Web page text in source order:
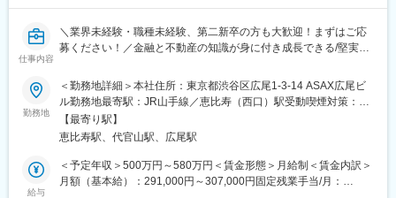
入社後は座学とOJTで基礎から学べます。未経験スタートの社員
が多数活躍中です。また、業務に必要な資格（個人情報・クレジ
数制限はありますが全額会社補助となります。
■正社員登用について
契約社員からのスタートですが、正社員登用率は95％以上。入社
ます。
仕事内容
＼業界未経験・職種未経験、第二新卒の方も大歓迎！まずはご応
募ください！／金融と不動産の知識が身に付き成長できる/堅実経
休み/年休120日＋有給～
■仕事内容
融資申込件数の増加および今後の体制強化に伴う増員募集です。
一般個人の方や事業主の方、数名から500名規模の中小企業を対
象とした不動産担保融資に携わる仕事です。
顧客対応は「反響対応」と「既存先フォロー」が中心となり、飛
び込み営業やテレアポなどの新規開拓はありません。
勤務地
＜勤務地詳細＞本社住所：東京都渋谷区広尾1-3-14 ASAX広尾ビ
ル勤務地最寄駅：JR山手線／恵比寿（西口）駅受動喫煙対策：屋
内全面禁煙変更の範囲：会社の定める事業所
【最寄り駅】
恵比寿駅、代官山駅、広尾駅
給与
＜予定年収＞500万円～580万円＜賃金形態＞月給制＜賃金内訳＞
月額（基本給）：291,000円～307,000円固定残業手当/月：